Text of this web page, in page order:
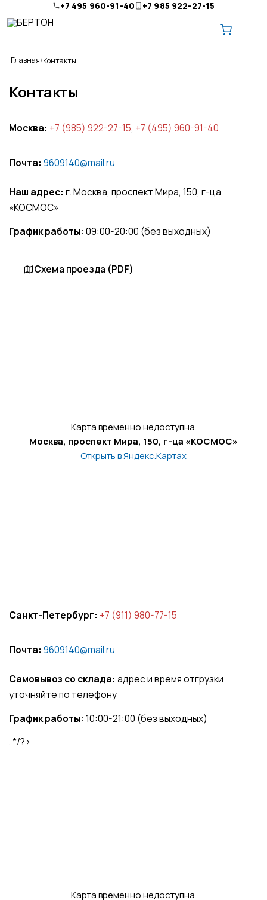
+7 495 960-91-40 +7 985 922-27-15
О компании
Ремонт и обслуживание
Оплата
Контакты
Главная Контакты
Контакты
Москва: +7 (985) 922-27-15, +7 (495) 960-91-40
Почта: 9609140@mail.ru
Наш адрес: г. Москва, проспект Мира, 150, г-ца
«КОСМОС»
График работы: 09:00-20:00 (без выходных)
Схема проезда (PDF)
Карта временно недоступна.
Москва, проспект Мира, 150, г-ца «КОСМОС»
Открыть в Яндекс.Картах
Санкт-Петербург: +7 (911) 980-77-15
Почта: 9609140@mail.ru
Самовывоз со склада: адрес и время отгрузки
уточняйте по телефону
График работы: 10:00-21:00 (без выходных)
. */?>
Карта временно недоступна.